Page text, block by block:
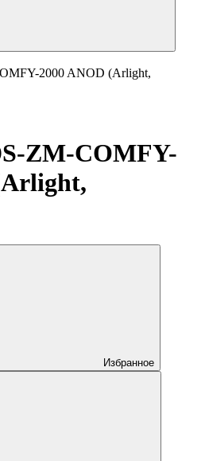
2000 ANOD (Arlight,
ZM-COMFY-
Избранное